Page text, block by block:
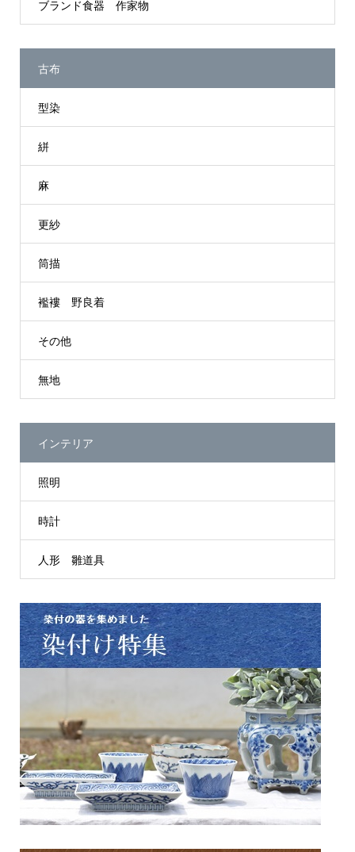
ブランド食器 作家物
古布
型染
絣
麻
更紗
筒描
襤褸 野良着
その他
無地
インテリア
照明
時計
人形 雛道具